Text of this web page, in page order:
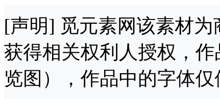
[声明] 觅元素网该素材
获得相关权利人授权，
览图），作品中的字体